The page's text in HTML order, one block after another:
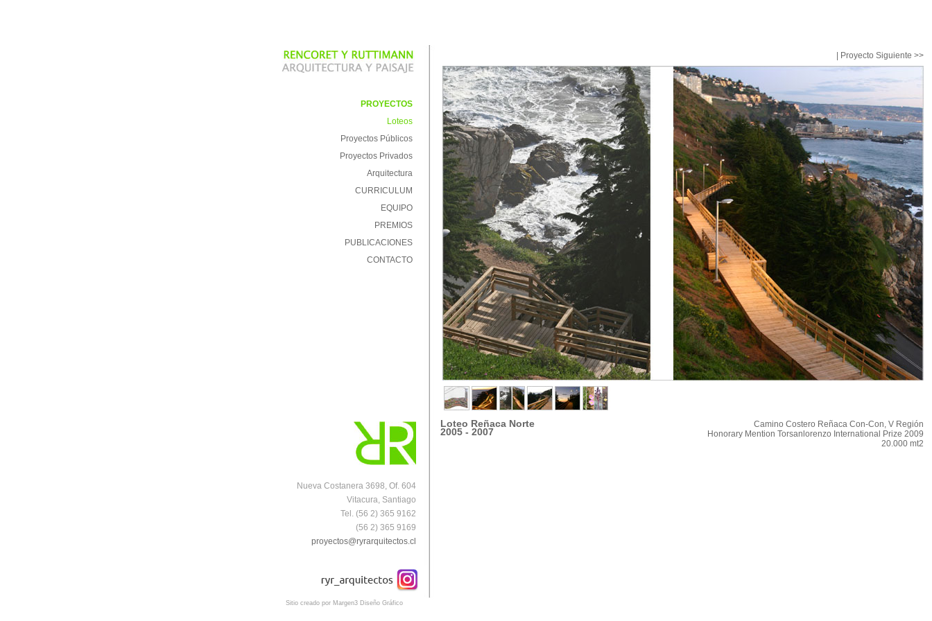
PROYECTOS
Loteos
Proyectos Públicos
Proyectos Privados
Arquitectura
CURRICULUM
EQUIPO
PREMIOS
PUBLICACIONES
CONTACTO
Nueva Costanera 3698, Of. 604
Vitacura, Santiago
Tel. (56 2) 365 9162
(56 2) 365 9169
proyectos@ryrarquitectos.cl
Proyecto Siguiente >>
Loteo Reñaca Norte
2005 - 2007
Camino Costero Reñaca Con-Con, V Región
Honorary Mention Torsanlorenzo International Prize 2009
20.000 mt2
Sitio creado por Margen3 Diseño Gráfico